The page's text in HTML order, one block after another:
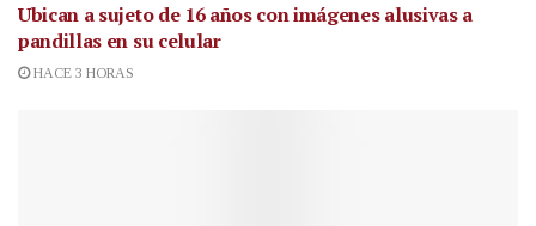
Ubican a sujeto de 16 años con imágenes alusivas a
pandillas en su celular
HACE 3 HORAS